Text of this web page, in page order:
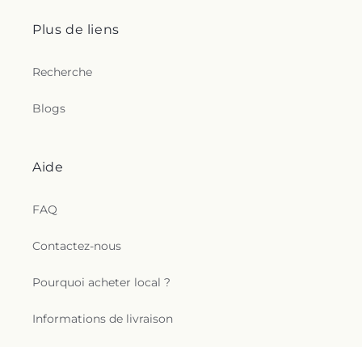
Plus de liens
Recherche
Blogs
Aide
FAQ
Contactez-nous
Pourquoi acheter local ?
Informations de livraison